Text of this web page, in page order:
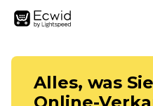
Alles, was